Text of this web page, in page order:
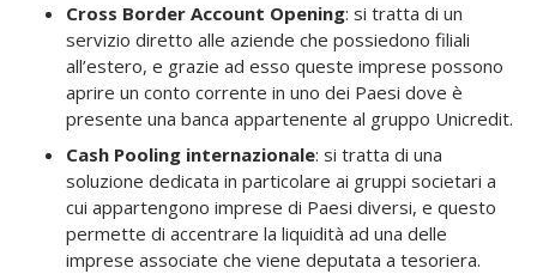
Cross Border Account Opening: si tratta di un
servizio diretto alle aziende che possiedono filiali
all’estero, e grazie ad esso queste imprese possono
aprire un conto corrente in uno dei Paesi dove è
presente una banca appartenente al gruppo Unicredit.
Cash Pooling internazionale: si tratta di una
soluzione dedicata in particolare ai gruppi societari a
cui appartengono imprese di Paesi diversi, e questo
permette di accentrare la liquidità ad una delle
imprese associate che viene deputata a tesoriera.